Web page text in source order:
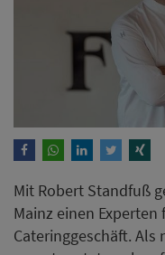
Mit Robert Standfuß
Mainz einen
Cateringgeschäft.